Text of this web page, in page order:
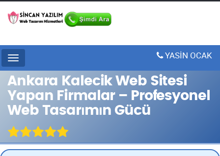
Menu YASİN OCAK
Ankara Kalecik Web Sitesi
Yapan Firmalar – Profesyonel
Web Tasarımın Gücü